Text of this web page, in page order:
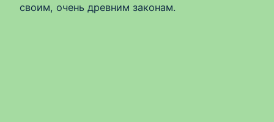
своим, очень древним законам.